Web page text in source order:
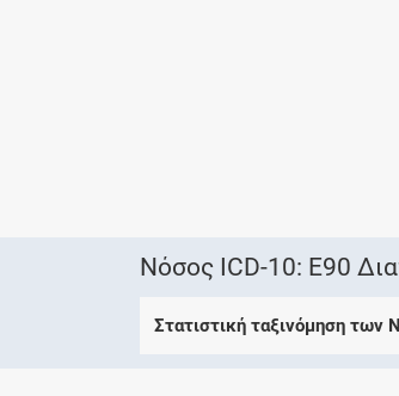
Νόσος ICD-10: E90
Στατιστική ταξινόμηση